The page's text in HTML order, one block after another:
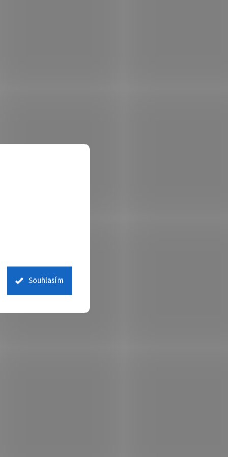
Souhlasím